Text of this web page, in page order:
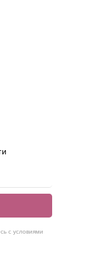
с условиями